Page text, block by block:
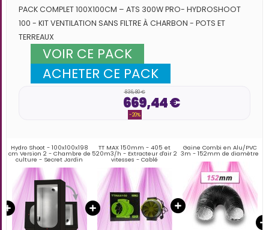
PACK COMPLET 100X100CM – ATS 300W PRO- HYDROSHOOT
100 - KIT VENTILATION SANS FILTRE À CHARBON - POTS ET
TERREAUX
VOIR CE PACK
ACHETER CE PACK
669,44 €
-20%
836,80 €
Hydro Shoot - 100x100x198
cm Version 2 - Chambre de
culture - Secret Jardin
TT MAX 150mm - 405 et
520m3/h - Extracteur d'air 2
vitesses - Cablé
Gaine Combi en Alu/PVC
3m - 152mm de diamètre